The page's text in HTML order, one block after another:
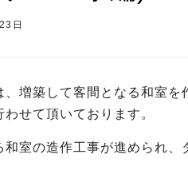
日
、増築して客間となる和室
せて頂いております。
和室の造作工事が進められ